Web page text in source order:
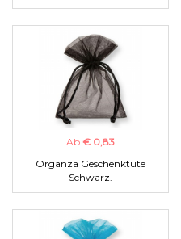
Ab € 0,83
Organza Geschenktüte
Schwarz.